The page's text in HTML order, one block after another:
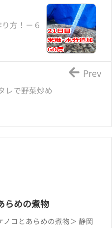
方！－６
レで野菜炒め
Prev
らめの煮物
ノコとあらめの煮物＞ 静岡